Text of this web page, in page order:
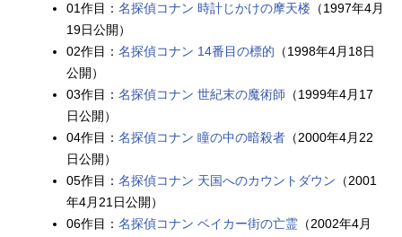
01作目： 名探偵コナン 時計じかけの摩天楼 （1997年4月
19日公開）
02作目： 名探偵コナン 14番目の標的 （1998年4月18日
公開）
03作目： 名探偵コナン 世紀末の魔術師 （1999年4月17
日公開）
04作目： 名探偵コナン 瞳の中の暗殺者 （2000年4月22
日公開）
05作目： 名探偵コナン 天国へのカウントダウン （2001
年4月21日公開）
06作目： 名探偵コナン ベイカー街の亡霊 （2002年4月